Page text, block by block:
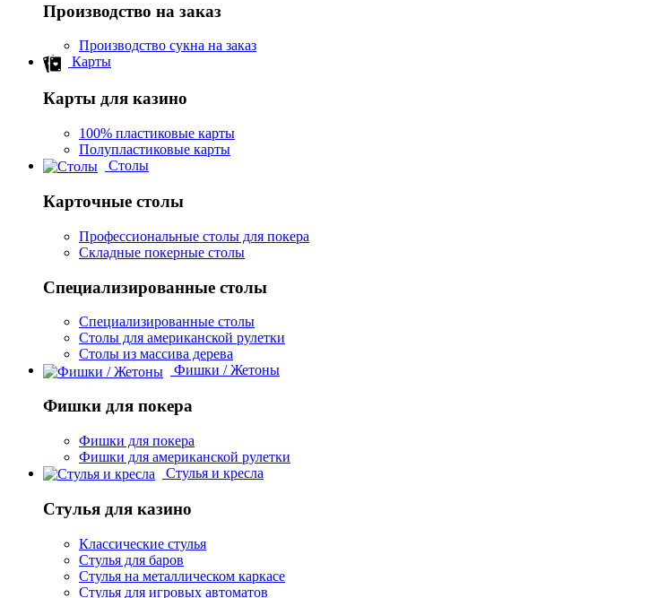
Производство на заказ
Производство сукна на заказ
Карты
Карты для казино
100% пластиковые карты
Полупластиковые карты
Столы
Карточные столы
Профессиональные столы для покера
Складные покерные столы
Специализированные столы
Специализированные столы
Столы для американской рулетки
Столы из массива дерева
Фишки / Жетоны
Фишки для покера
Фишки для покера
Фишки для американской рулетки
Стулья и кресла
Стулья для казино
Классические стулья
Стулья для баров
Стулья на металлическом каркасе
Стулья для игровых автоматов